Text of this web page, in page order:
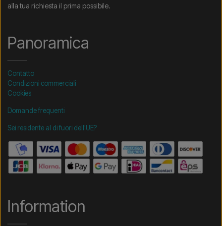
alla tua richiesta il prima possibile.
Panoramica
Contatto
Condizioni commerciali
Cookies
Domande frequenti
Sei residente al di fuori dell'UE?
Information